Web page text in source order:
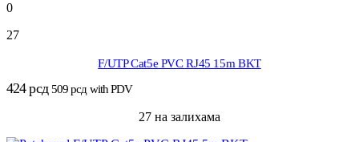
0
27
F/UTP Cat5e PVC RJ45 15m BKT
424рсд 509рсдwith PDV
27 на залихама